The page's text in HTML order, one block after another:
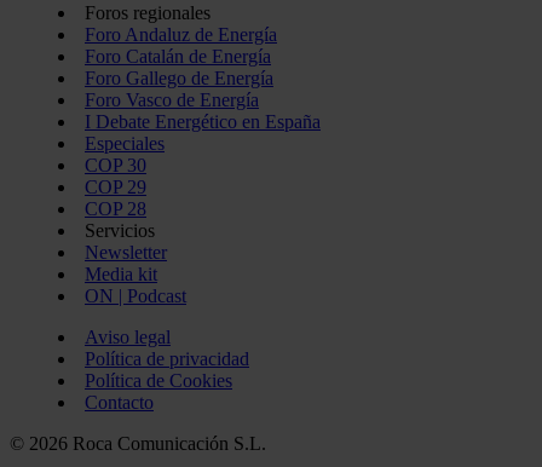
Foros regionales
Foro Andaluz de Energía
Foro Catalán de Energía
Foro Gallego de Energía
Foro Vasco de Energía
I Debate Energético en España
Especiales
COP 30
COP 29
COP 28
Servicios
Newsletter
Media kit
ON | Podcast
Aviso legal
Política de privacidad
Política de Cookies
Contacto
© 2026 Roca Comunicación S.L.